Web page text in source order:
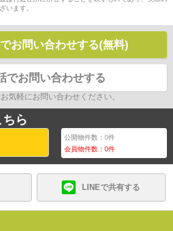
います。
お問い合わせする(無料)
でお問い合わせする
気軽にお問い合わせください。
ら
公開物件数：0件
会員物件数：0件
LINEで共有する